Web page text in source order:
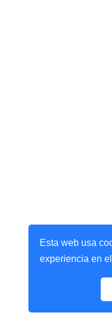
Esta web usa
experiencia en